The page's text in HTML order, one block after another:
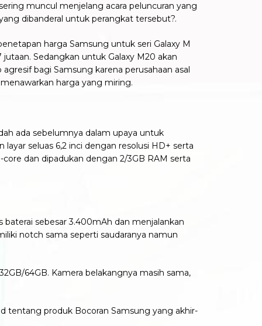
muncul menjelang acara peluncuran yang
dibanderal untuk perangkat tersebut?.
harga Samsung untuk seri Galaxy M
Sedangkan untuk Galaxy M20 akan
bagi Samsung karena perusahaan asal
harga yang miring.
ada sebelumnya dalam upaya untuk
seluas 6,2 inci dengan resolusi HD+ serta
dan dipadukan dengan 2/3GB RAM serta
sebesar 3.400mAh dan menjalankan
notch sama seperti saudaranya namun
64GB. Kamera belakangnya masih sama,
tentang produk Bocoran Samsung yang akhir-